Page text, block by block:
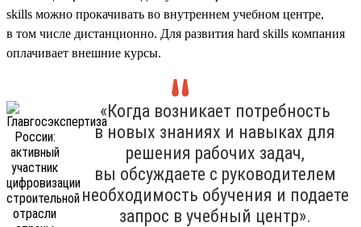
skills можно прокачивать во внутреннем учебном центре,
в том числе дистанционно. Для развития hard skills компания
оплачивает внешние курсы.
«Когда возникает потребность
в новых знаниях и навыках для
решения рабочих задач,
вы обсуждаете с руководителем
необходимость обучения и подаете
запрос в учебный центр».